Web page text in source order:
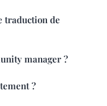
traduction de
manager ?
?